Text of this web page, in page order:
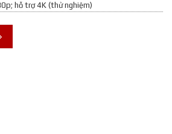
hỗ trợ 4K (thử nghiệm)